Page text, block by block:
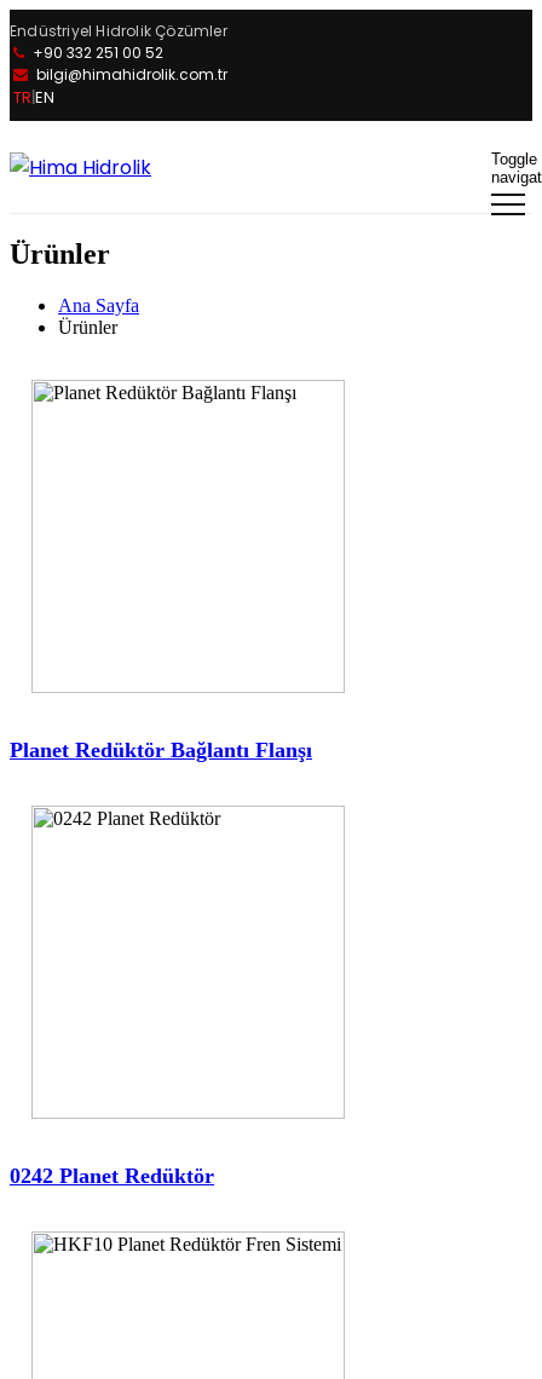
Endüstriyel Hidrolik Çözümler
+90 332 251 00 52
bilgi@himahidrolik.com.tr
TR EN
Toggle
Ürünler
Ana Sayfa
Ürünler
Planet Redüktör Bağlantı Flanşı
0242 Planet Redüktör